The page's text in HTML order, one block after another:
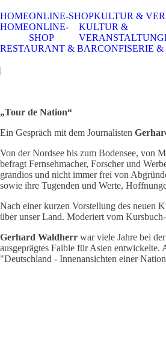
HOMEONLINE-SHOPKULTUR &
HOMEONLINE-
SHOP
KULTUR &
RESTAURANT & BARCONFISERIE &
|
„Tour de Nation“
Ein Gespräch mit dem Journalisten
Von der Nordsee bis zum Bodensee, von
befragt Fernsehmacher, Forscher und
grandios und nicht immer frei von
sowie ihre Tugenden und Werte,
Nach einer kurzen Vorstellung des neuen
über unser Land. Moderiert vom
Gerhard Waldherr war viele Jahre bei
ausgeprägtes Faible für Asien entwickelte.
"Deutschland - Innenansichten einer